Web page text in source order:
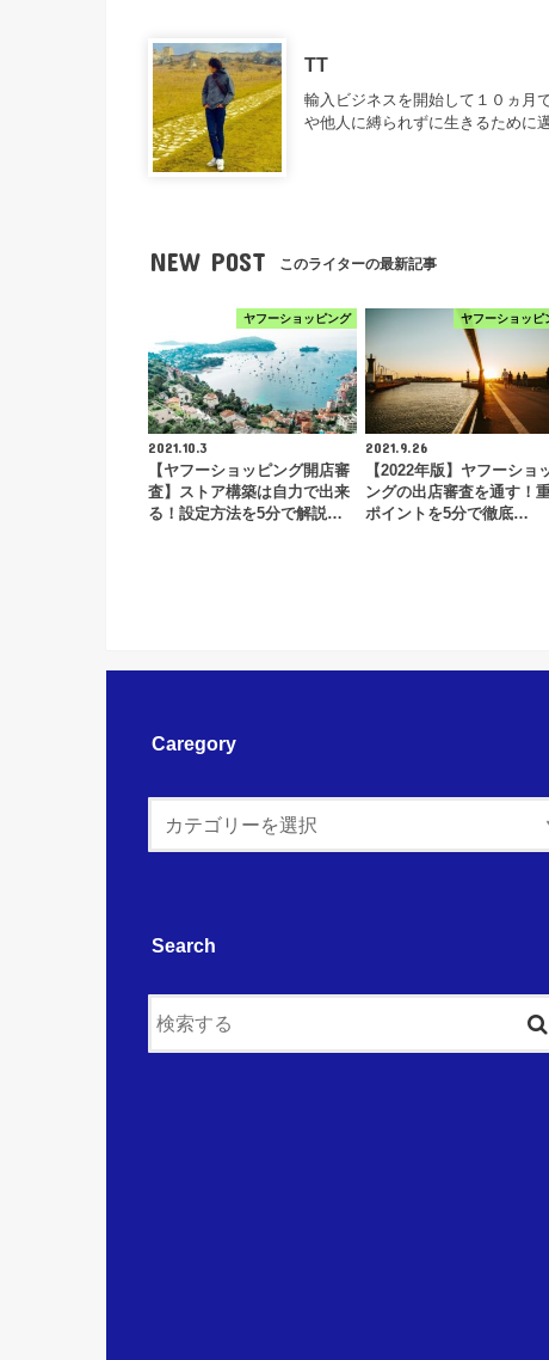
TT
輸入ビジネスを開始して１０ヵ月
や他人に縛られずに生きるために
NEW POST このライターの最新記事
ヤフーショッピング
2021.10.3
【ヤフーショッピング開店審
査】ストア構築は自力で出来
る！設定方法を5分で解説…
ヤフーショッピ
2021.9.26
【2022年版】ヤフーショ
ングの出店審査を通す！
ポイントを5分で徹底…
Caregory
Search